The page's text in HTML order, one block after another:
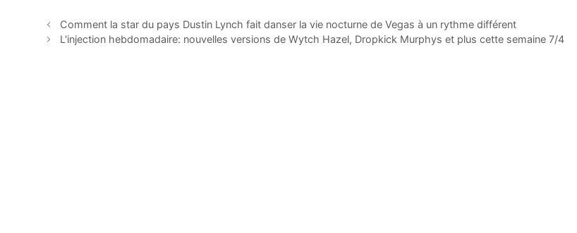
Comment la star du pays Dustin Lynch fait danser la vie nocturne de Vegas à un rythme différent
L'injection hebdomadaire: nouvelles versions de Wytch Hazel, Dropkick Murphys et plus cette semaine 7/4